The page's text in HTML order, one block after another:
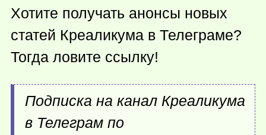
Хотите получать анонсы новых
статей Креаликума в Телеграме?
Тогда ловите ссылку!
Подписка на канал Креаликума
в Телеграм по